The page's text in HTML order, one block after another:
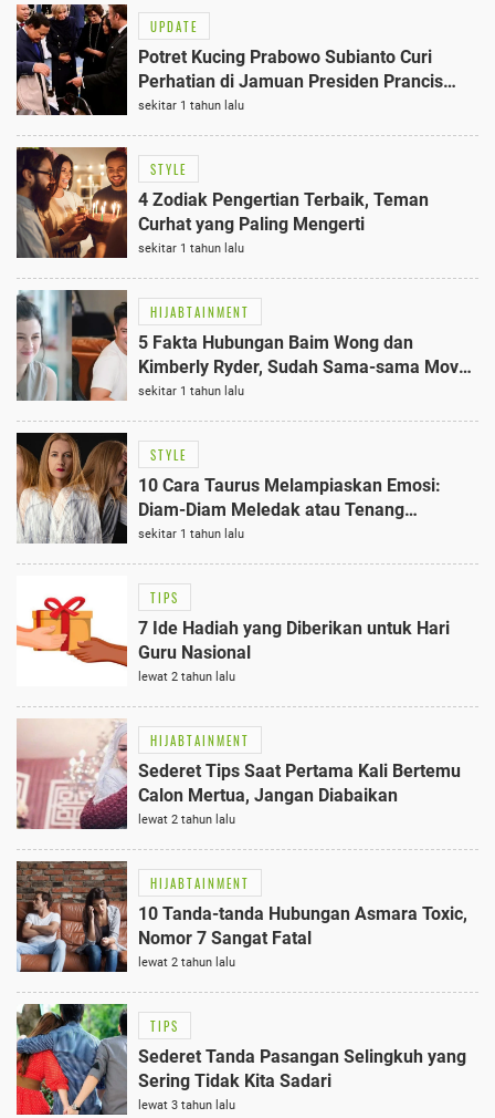
UPDATE
Potret Kucing Prabowo Subianto Curi
Perhatian di Jamuan Presiden Prancis
2025: Unik dan Menarik!
sekitar 1 tahun lalu
STYLE
4 Zodiak Pengertian Terbaik, Teman
Curhat yang Paling Mengerti
sekitar 1 tahun lalu
HIJABTAINMENT
5 Fakta Hubungan Baim Wong dan
Kimberly Ryder, Sudah Sama-sama Move
On? Terungkap!
sekitar 1 tahun lalu
STYLE
10 Cara Taurus Melampiaskan Emosi:
Diam-Diam Meledak atau Tenang
Menguras Isi Hati?
sekitar 1 tahun lalu
TIPS
7 Ide Hadiah yang Diberikan untuk Hari
Guru Nasional
lewat 2 tahun lalu
HIJABTAINMENT
Sederet Tips Saat Pertama Kali Bertemu
Calon Mertua, Jangan Diabaikan
lewat 2 tahun lalu
HIJABTAINMENT
10 Tanda-tanda Hubungan Asmara Toxic,
Nomor 7 Sangat Fatal
lewat 2 tahun lalu
TIPS
Sederet Tanda Pasangan Selingkuh yang
Sering Tidak Kita Sadari
lewat 3 tahun lalu